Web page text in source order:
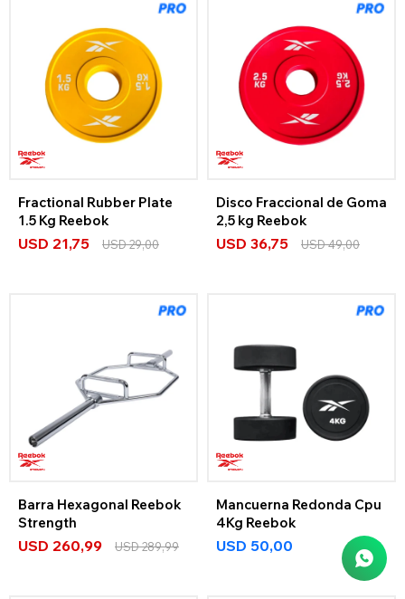
Fractional Rubber Plate
1.5 Kg Reebok
USD 21,75 USD29,00
Disco Fraccional de Goma
2,5 kg Reebok
USD 36,75 USD49,00
Barra Hexagonal Reebok
Strength
USD 260,99 USD289,99
Mancuerna Redonda Cpu
4Kg Reebok
USD 50,00